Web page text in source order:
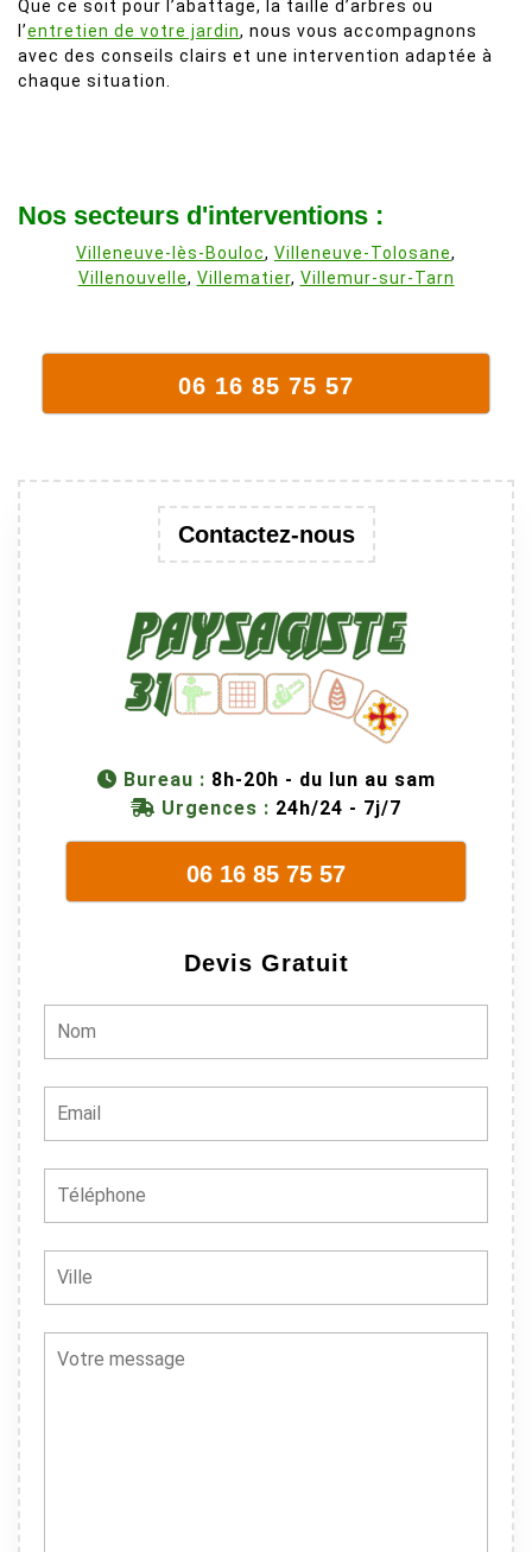
Que ce soit pour l’abattage, la taille d’arbres ou
l’entretien de votre jardin, nous vous accompagnons
avec des conseils clairs et une intervention adaptée à
chaque situation.
Nos secteurs d'interventions :
Villeneuve-lès-Bouloc, Villeneuve-Tolosane,
Villenouvelle, Villematier, Villemur-sur-Tarn
06 16 85 75 57
Contactez-nous
Bureau : 8h-20h - du lun au sam
Urgences : 24h/24 - 7j/7
06 16 85 75 57
Devis Gratuit